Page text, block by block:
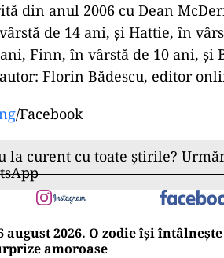
din anul 2006 cu Dean
de 14 ani, şi Hattie, în
Finn, în vârstă de 10 ani, şi
autor: Florin Bădescu, editor
/Facebook
la curent cu toate știrile?
august 2026. O zodie își
amoroase